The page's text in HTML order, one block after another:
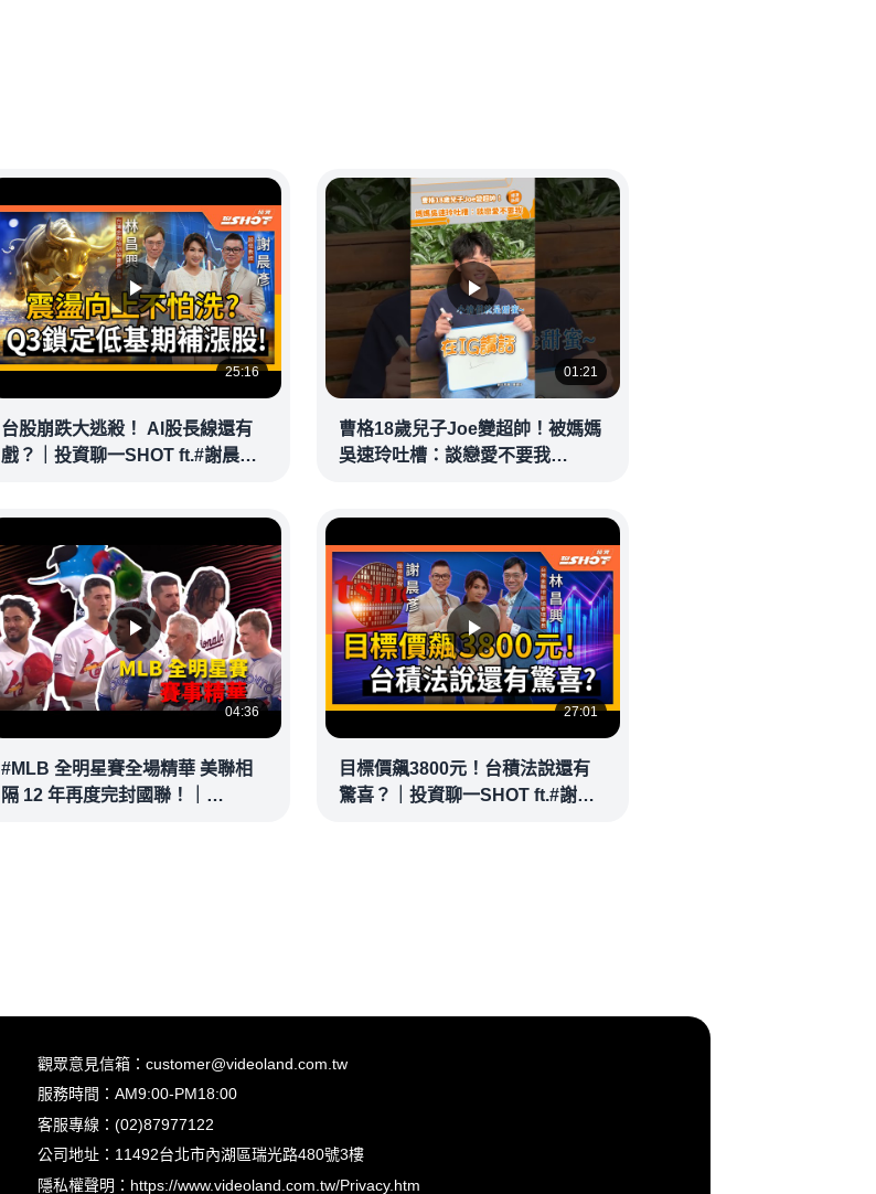
25:16
台股崩跌大逃殺！ AI股長線還有
戲？｜投資聊一SHOT ft.#謝晨彥
01:21
曹格18歲兒子Joe變超帥！被媽媽
吳速玲吐槽：談戀愛不要我
04:36
#MLB 全明星賽全場精華 美聯相
隔 12 年再度完封國聯！｜
27:01
目標價飆3800元！台積法說還有
驚喜？｜投資聊一SHOT ft.#謝晨
觀眾意見信箱：customer@videoland.com.tw
服務時間：AM9:00-PM18:00
客服專線：(02)87977122
公司地址：11492台北市內湖區瑞光路480號3樓
隱私權聲明： https://www.videoland.com.tw/Privacy.htm